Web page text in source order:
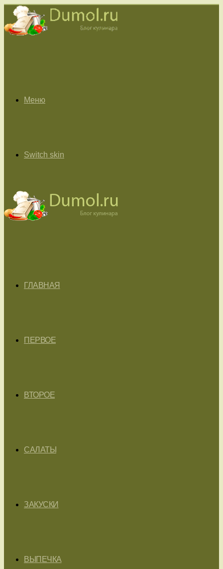
Меню
Switch skin
ГЛАВНАЯ
ПЕРВОЕ
ВТОРОЕ
САЛАТЫ
ЗАКУСКИ
ВЫПЕЧКА